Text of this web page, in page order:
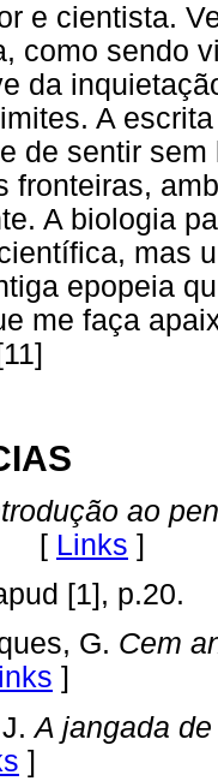
e cientista.
como sendo
da
A
de sentir
fronteiras,
A biologia
mas
epopeia
me faça
ao
[ Links ]
[1], p.20.
G. Cem
]
J.A jangada
]